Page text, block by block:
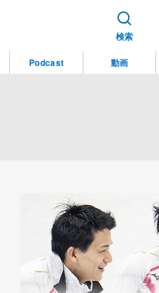
検索
Podcast 動画